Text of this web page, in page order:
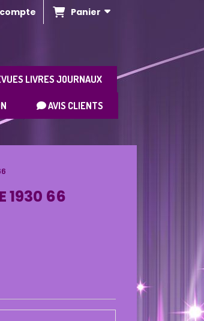
Panier
LIVRES JOURNAUX
AVIS CLIENTS
1930 66